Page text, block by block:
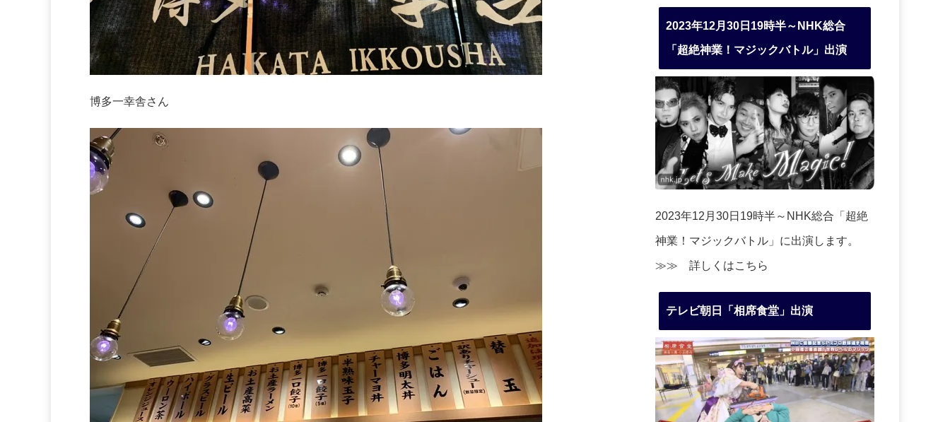
博多一幸舎さん
2023年12月30日19時半～NHK総合
「超絶神業！マジックバトル」出演
2023年12月30日19時半～NHK総合「超絶
神業！マジックバトル」に出演します。
≫≫ 詳しくはこちら
テレビ朝日「相席食堂」出演